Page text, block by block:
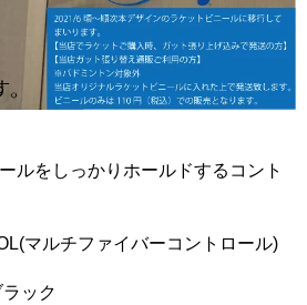
ルをしっかりホールドするコント
マルチファイバーコントロール)
ック